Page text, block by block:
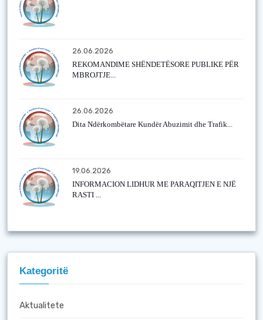
26.06.2026
REKOMANDIME SHËNDETËSORE PUBLIKE PËR
MBROJTJE...
26.06.2026
Dita Ndërkombëtare Kundër Abuzimit dhe Trafik...
19.06.2026
INFORMACION LIDHUR ME PARAQITJEN E NJË
RASTI ...
Kategoritë
Aktualitete